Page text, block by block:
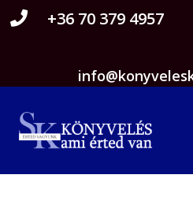
 +36 70 379 4957